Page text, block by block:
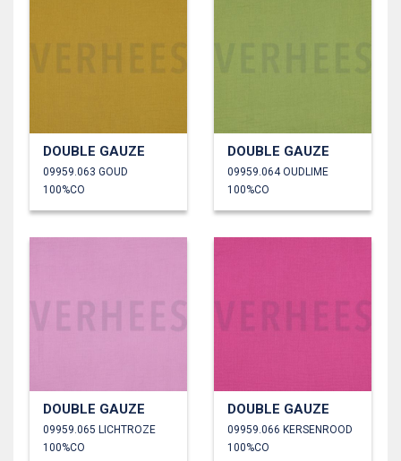
DOUBLE GAUZE
09959.063 GOUD
100%CO
DOUBLE GAUZE
09959.064 OUDLIME
100%CO
DOUBLE GAUZE
09959.065 LICHTROZE
100%CO
DOUBLE GAUZE
09959.066 KERSENROOD
100%CO